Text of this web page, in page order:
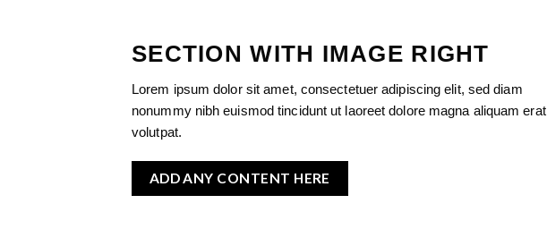
SECTION WITH IMAGE RIGHT
Lorem ipsum dolor sit amet, consectetuer adipiscing elit, sed diam
nonummy nibh euismod tincidunt ut laoreet dolore magna aliquam erat
volutpat.
ADD ANY CONTENT HERE